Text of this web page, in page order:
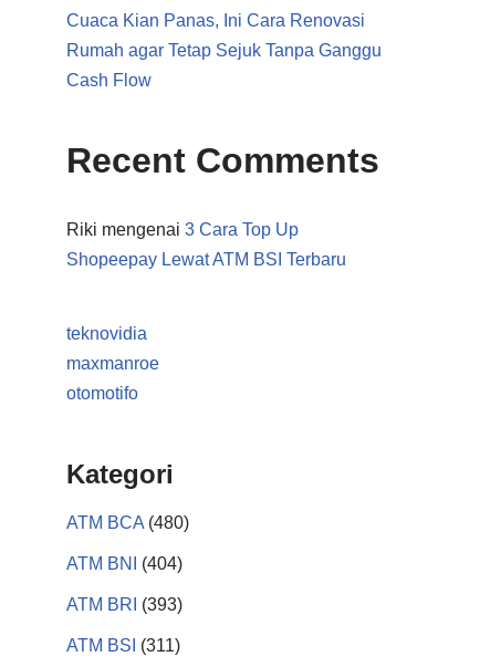
Cuaca Kian Panas, Ini Cara Renovasi
Rumah agar Tetap Sejuk Tanpa Ganggu
Cash Flow
Recent Comments
Riki mengenai 3 Cara Top Up
Shopeepay Lewat ATM BSI Terbaru
teknovidia
maxmanroe
otomotifo
Kategori
ATM BCA (480)
ATM BNI (404)
ATM BRI (393)
ATM BSI (311)